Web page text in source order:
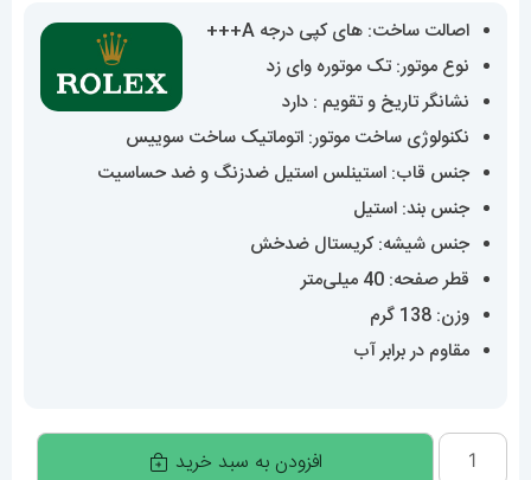
اصالت ساخت: های کپی درجه A+++
نوع موتور: تک موتوره وای زد
نشانگر تاریخ و تقویم : دارد
نکنولوژی ساخت موتور: اتوماتیک ساخت سوییس
جنس قاب: استینلس استیل ضدزنگ و ضد حساسیت
جنس بند: استیل
جنس شیشه: کریستال ضدخش
قطر صفحه: 40 میلی‌متر
وزن: 138 گرم
مقاوم در برابر آب
ساعت
افزودن به سبد خرید